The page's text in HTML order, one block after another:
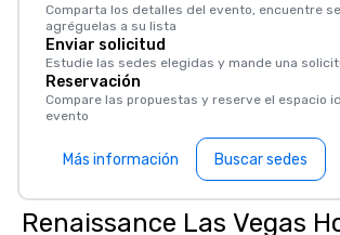
Comparta los detalles del evento, encuentre
agréguelas a su lista
Enviar solicitud
Estudie las sedes elegidas y mande una
Reservación
Compare las propuestas y reserve el espacio
evento
Más información Buscar sedes
Renaissance Las Vegas